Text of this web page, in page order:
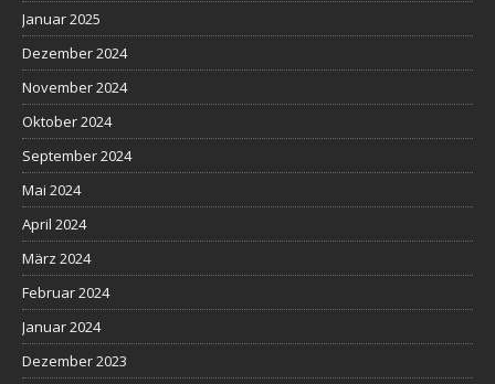
Januar 2025
Dezember 2024
November 2024
Oktober 2024
September 2024
Mai 2024
April 2024
März 2024
Februar 2024
Januar 2024
Dezember 2023